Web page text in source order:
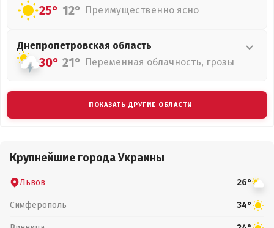
25° 12° Преимущественно ясно
Днепропетровская область
30° 21° Переменная облачность, грозы
ПОКАЗАТЬ ДРУГИЕ ОБЛАСТИ
Крупнейшие города Украины
Львов 26°
Симферополь 34°